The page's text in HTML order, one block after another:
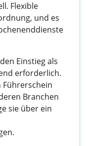
Flexible
und es
Einstieg als
erforderlich.
Führerschein
Branchen
sie über ein